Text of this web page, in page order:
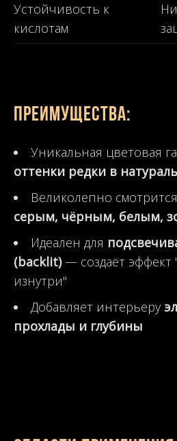
Устойчивость к
кислотам
Преимущества:
Уникальная цветовая
оттенки редки в
Великолепно
серым, чёрным, белым,
Идеален для
(backlit)— создаёт эффект
изнутри"
Добавляет интерьеру
прохлады и глубины